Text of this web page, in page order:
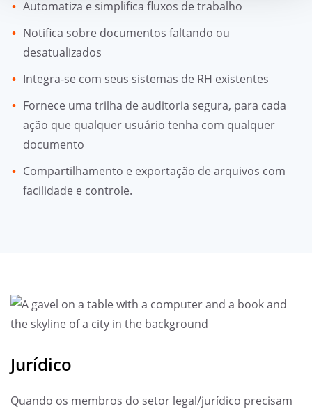
Automatiza e simplifica fluxos de trabalho
Notifica sobre documentos faltando ou
desatualizados
Integra-se com seus sistemas de RH existentes
Fornece uma trilha de auditoria segura, para cada
ação que qualquer usuário tenha com qualquer
documento
Compartilhamento e exportação de arquivos com
facilidade e controle.
Jurídico
Quando os membros do setor legal/jurídico precisam